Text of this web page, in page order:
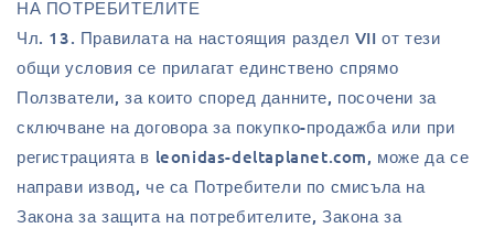
НА ПОТРЕБИТЕЛИТЕ
Чл. 13. Правилата на настоящия раздел VII от тези
общи условия се прилагат единствено спрямо
Ползватели, за които според данните, посочени за
сключване на договора за покупко-продажба или при
регистрацията в leonidas-deltaplanet.com, може да се
направи извод, че са Потребители по смисъла на
Закона за защита на потребителите, Закона за